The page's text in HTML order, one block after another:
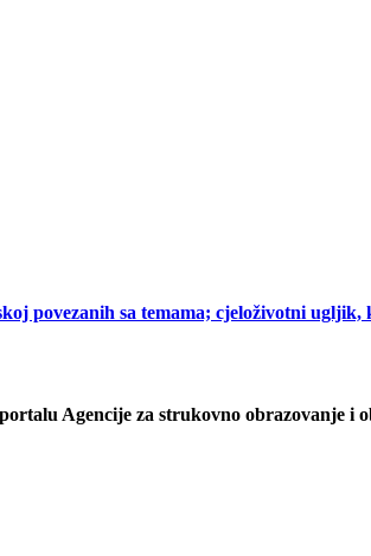
povezanih sa temama; cjeloživotni
portalu Agencije za strukovno obrazovanje i